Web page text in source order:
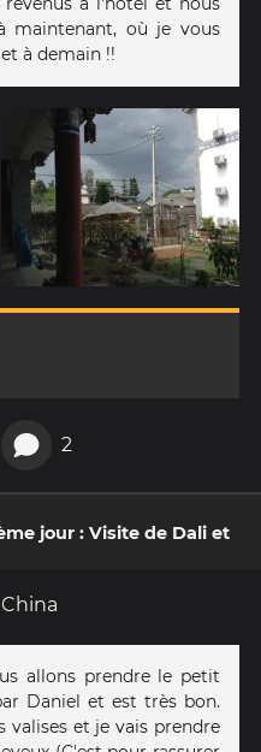
maintenant, où je vous
à demain !!
2
jour : Visite de Dali et
allons prendre le petit
Daniel et est très bon.
valises et je vais prendre